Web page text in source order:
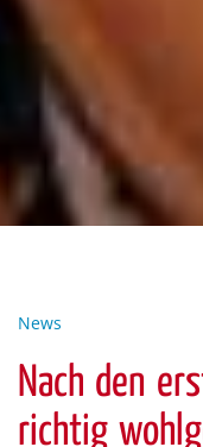
News
Nach den
richtig